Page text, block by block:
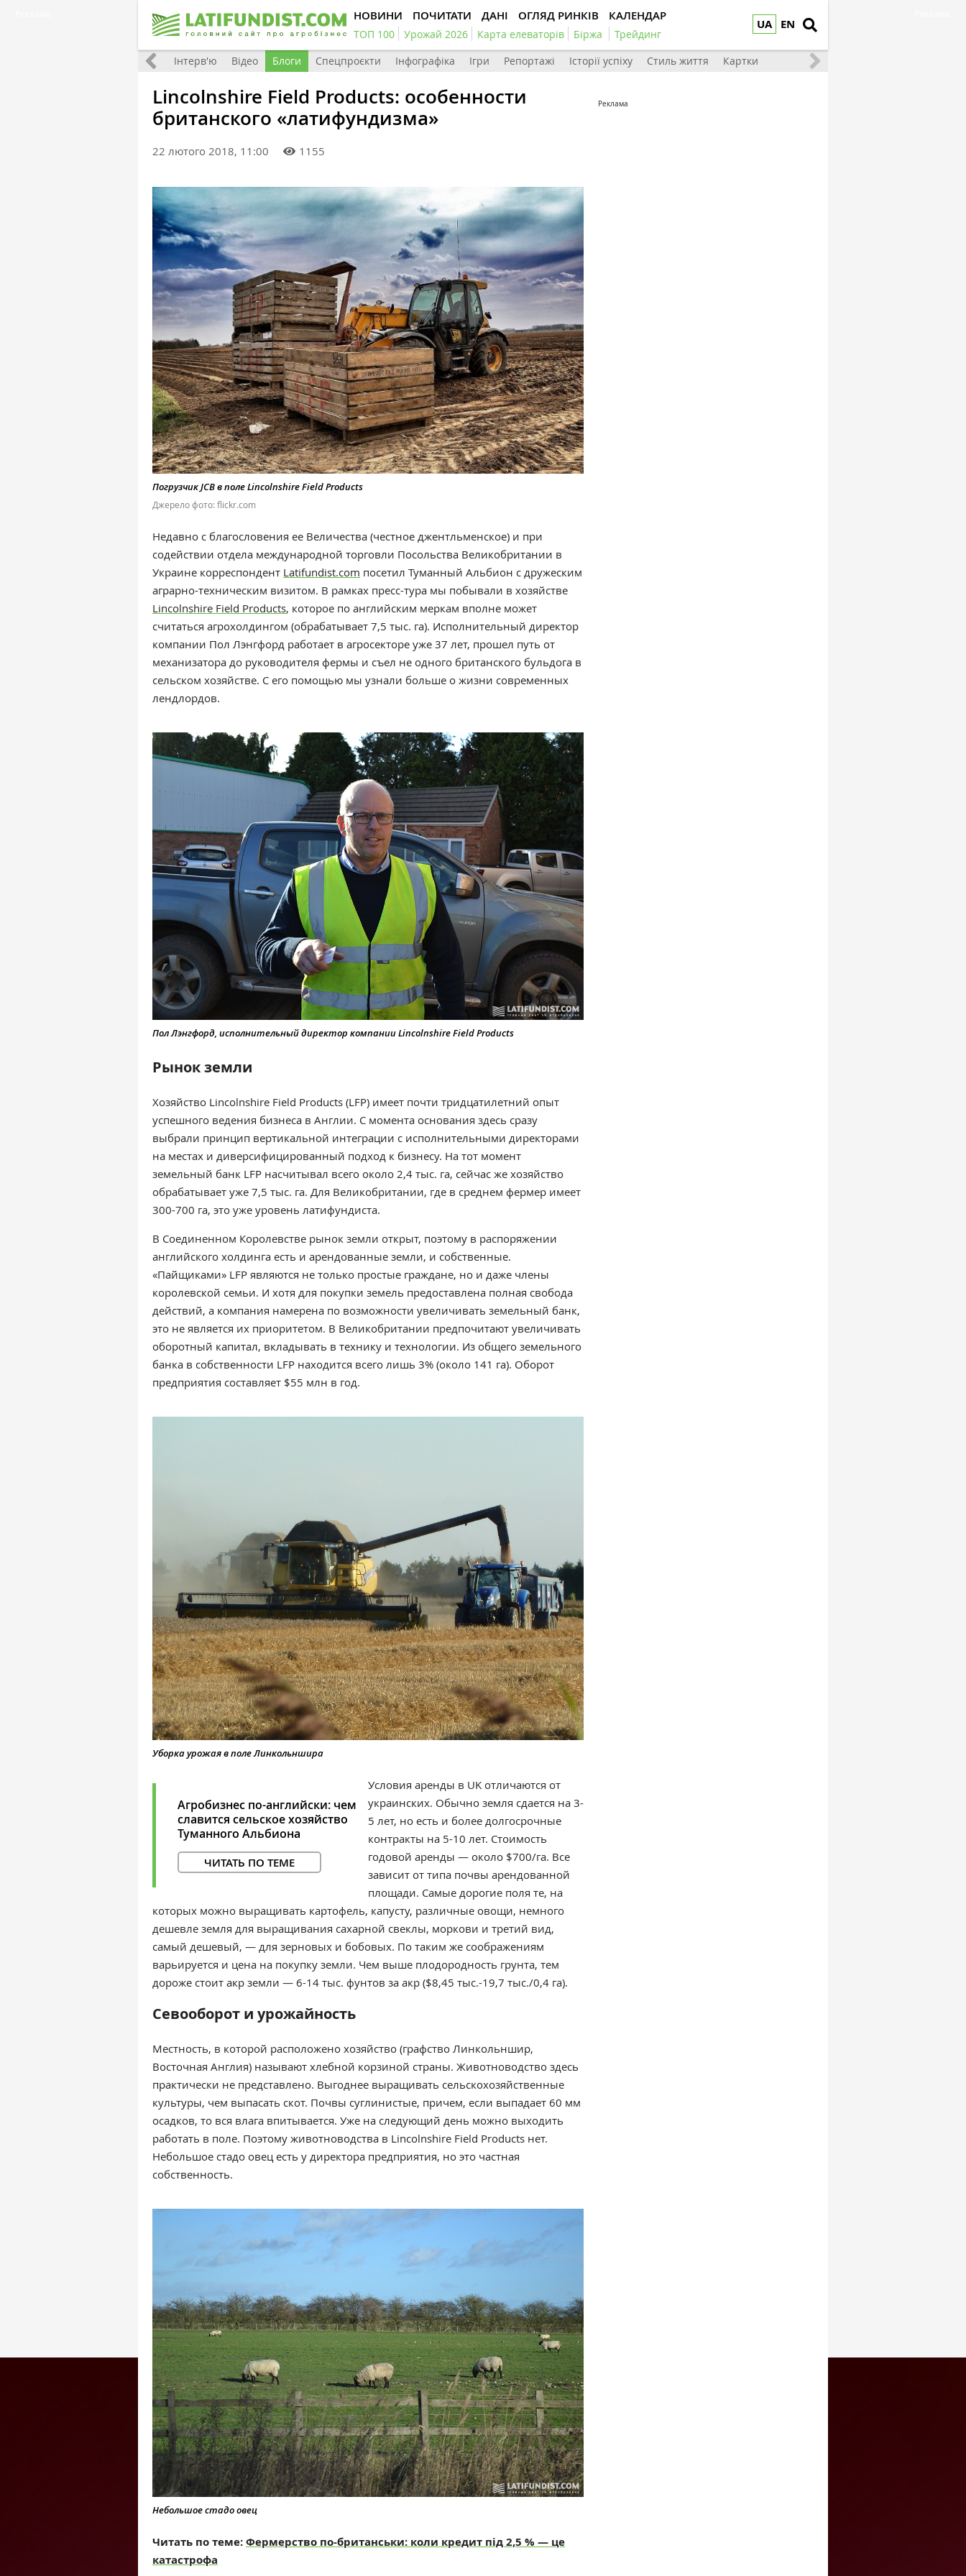
UA EN
НОВИНИ ПОЧИТАТИ ДАНІ ОГЛЯД РИНКІВ КАЛЕНДАР
ТОП 100 Урожай 2026 Карта елеваторів Біржа Трейдинг
Фото Інтерв'ю Відео Блоги Спецпроєкти Інфографіка Ігри Репортажі Історії успіху Стиль життя Картки
Lincolnshire Field Products: особенности
британского «латифундизма»
22 лютого 2018, 11:00 1155
Погрузчик JCB в поле Lincolnshire Field Products
Джерело фото: flickr.com
Недавно с благословения ее Величества (честное джентльменское) и при
содействии отдела международной торговли Посольства Великобритании в
Украине корреспондент Latifundist.com посетил Туманный Альбион с дружеским
аграрно-техническим визитом. В рамках пресс-тура мы побывали в хозяйстве
Lincolnshire Field Products, которое по английским меркам вполне может
считаться агрохолдингом (обрабатывает 7,5 тыс. га). Исполнительный директор
компании Пол Лэнгфорд работает в агросекторе уже 37 лет, прошел путь от
механизатора до руководителя фермы и съел не одного британского бульдога в
сельском хозяйстве. С его помощью мы узнали больше о жизни современных
лендлордов.
Пол Лэнгфорд, исполнительный директор компании Lincolnshire Field Products
Рынок земли
Хозяйство Lincolnshire Field Products (LFP) имеет почти тридцатилетний опыт
успешного ведения бизнеса в Англии. С момента основания здесь сразу
выбрали принцип вертикальной интеграции с исполнительными директорами
на местах и диверсифицированный подход к бизнесу. На тот момент
земельный банк LFP насчитывал всего около 2,4 тыс. га, сейчас же хозяйство
обрабатывает уже 7,5 тыс. га. Для Великобритании, где в среднем фермер имеет
300-700 га, это уже уровень латифундиста.
В Соединенном Королевстве рынок земли открыт, поэтому в распоряжении
английского холдинга есть и арендованные земли, и собственные.
«Пайщиками» LFP являются не только простые граждане, но и даже члены
королевской семьи. И хотя для покупки земель предоставлена полная свобода
действий, а компания намерена по возможности увеличивать земельный банк,
это не является их приоритетом. В Великобритании предпочитают увеличивать
оборотный капитал, вкладывать в технику и технологии. Из общего земельного
банка в собственности LFP находится всего лишь 3% (около 141 га). Оборот
предприятия составляет $55 млн в год.
Уборка урожая в поле Линкольншира
Агробизнес по-английски: чем
славится сельское хозяйство
Туманного Альбиона
ЧИТАТЬ ПО ТЕМЕ
Условия аренды в UK отличаются от
украинских. Обычно земля сдается на 3-
5 лет, но есть и более долгосрочные
контракты на 5-10 лет. Стоимость
годовой аренды — около $700/га. Все
зависит от типа почвы арендованной
площади. Самые дорогие поля те, на
которых можно выращивать картофель, капусту, различные овощи, немного
дешевле земля для выращивания сахарной свеклы, моркови и третий вид,
самый дешевый, — для зерновых и бобовых. По таким же соображениям
варьируется и цена на покупку земли. Чем выше плодородность грунта, тем
дороже стоит акр земли — 6-14 тыс. фунтов за акр ($8,45 тыс.-19,7 тыс./0,4 га).
Севооборот и урожайность
Местность, в которой расположено хозяйство (графство Линкольншир,
Восточная Англия) называют хлебной корзиной страны. Животноводство здесь
практически не представлено. Выгоднее выращивать сельскохозяйственные
культуры, чем выпасать скот. Почвы суглинистые, причем, если выпадает 60 мм
осадков, то вся влага впитывается. Уже на следующий день можно выходить
работать в поле. Поэтому животноводства в Lincolnshire Field Products нет.
Небольшое стадо овец есть у директора предприятия, но это частная
собственность.
Небольшое стадо овец
Читать по теме:Фермерство по-британськи: коли кредит під 2,5 % — це
катастрофа
Реклама